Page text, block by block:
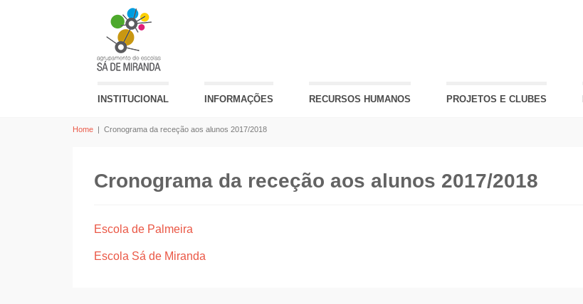
INSTITUCIONAL INFORMAÇÕES RECURSOS HUMANOS PROJETOS E CLUBES
Home | Cronograma da receção aos alunos 2017/2018
Cronograma da receção aos alunos 2017/2018
Escola de Palmeira
Escola Sá de Miranda